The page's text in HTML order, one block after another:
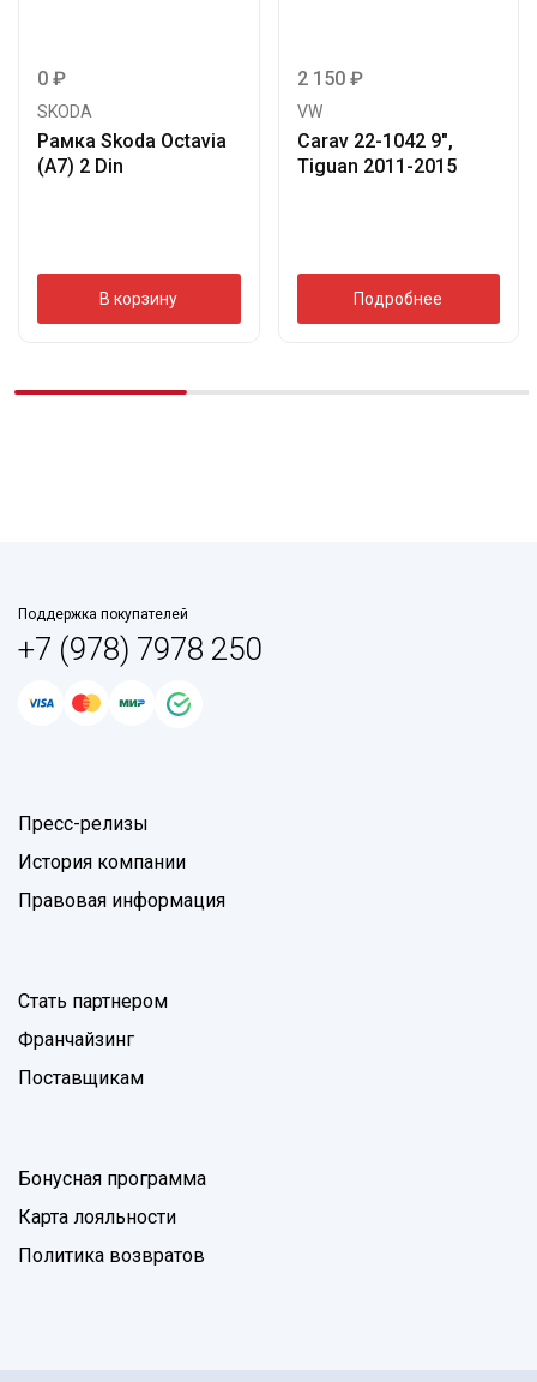
0 ₽
SKODA
Рамка Skoda Octavia
(A7) 2 Din
В корзину
2 150 ₽
VW
Carav 22-1042 9″,
Tiguan 2011-2015
Подробнее
Поддержка покупателей
+7 (978) 7978 250
Пресс-релизы
История компании
Правовая информация
Стать партнером
Франчайзинг
Поставщикам
Бонусная программа
Карта лояльности
Политика возвратов